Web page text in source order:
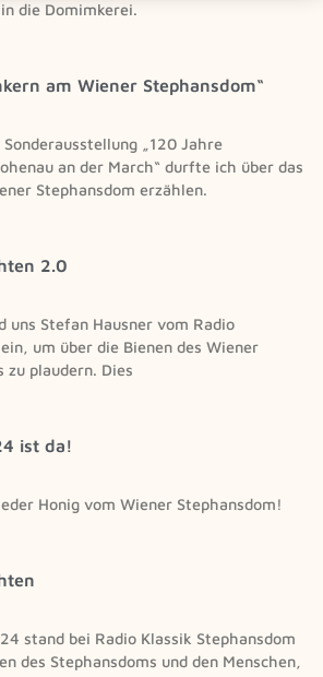
die Domimkerei.
am Wiener Stephansdom“
„120 Jahre
an der March“ durfte ich über das
Stephansdom erzählen.
2.0
uns Stefan Hausner vom Radio
um über die Bienen des Wiener
zu plaudern. Dies
ist da!
Honig vom Wiener Stephansdom!
stand bei Radio Klassik Stephansdom
des Stephansdoms und den Menschen,